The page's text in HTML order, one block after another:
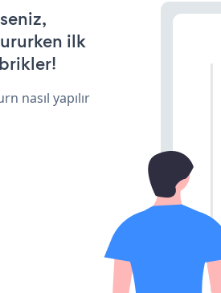
ilk
nasıl yapılır